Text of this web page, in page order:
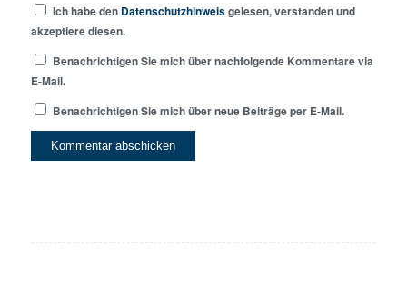
Ich habe den Datenschutzhinweisgelesen, verstanden und
akzeptiere diesen.
Benachrichtigen Sie mich über nachfolgende Kommentare via
E-Mail.
Benachrichtigen Sie mich über neue Beiträge per E-Mail.